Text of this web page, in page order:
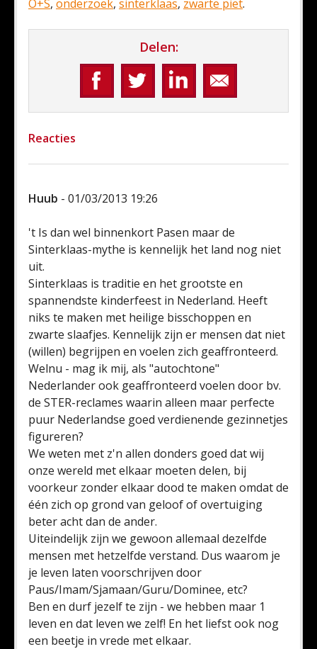
O+S, onderzoek, sinterklaas, zwarte piet.
Delen:
Reacties
Huub - 01/03/2013 19:26
't Is dan wel binnenkort Pasen maar de
Sinterklaas-mythe is kennelijk het land nog niet
uit.
Sinterklaas is traditie en het grootste en
spannendste kinderfeest in Nederland. Heeft
niks te maken met heilige bisschoppen en
zwarte slaafjes. Kennelijk zijn er mensen dat niet
(willen) begrijpen en voelen zich geaffronteerd.
Welnu - mag ik mij, als "autochtone"
Nederlander ook geaffronteerd voelen door bv.
de STER-reclames waarin alleen maar perfecte
puur Nederlandse goed verdienende gezinnetjes
figureren?
We weten met z'n allen donders goed dat wij
onze wereld met elkaar moeten delen, bij
voorkeur zonder elkaar dood te maken omdat de
één zich op grond van geloof of overtuiging
beter acht dan de ander.
Uiteindelijk zijn we gewoon allemaal dezelfde
mensen met hetzelfde verstand. Dus waarom je
je leven laten voorschrijven door
Paus/Imam/Sjamaan/Guru/Dominee, etc?
Ben en durf jezelf te zijn - we hebben maar 1
leven en dat leven we zelf! En het liefst ook nog
een beetje in vrede met elkaar.